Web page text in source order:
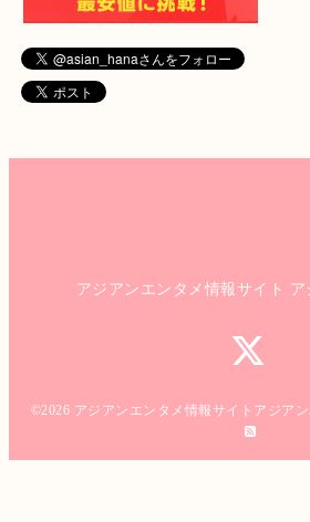
アジアンエンタメ情報サイト ア
©2026 アジアンエンタメ情報サイトアジア